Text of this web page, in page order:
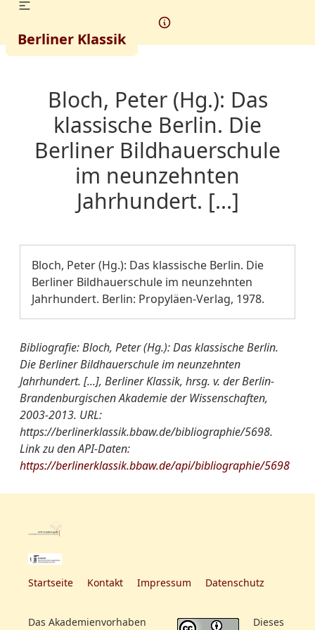
Berliner Klassik
Bloch, Peter (Hg.): Das
klassische Berlin. Die
Berliner Bildhauerschule
im neunzehnten
Jahrhundert. [...]
Bloch, Peter (Hg.): Das klassische Berlin. Die
Berliner Bildhauerschule im neunzehnten
Jahrhundert. Berlin: Propyläen-Verlag, 1978.
Bibliografie: Bloch, Peter (Hg.): Das klassische Berlin.
Die Berliner Bildhauerschule im neunzehnten
Jahrhundert. [...], Berliner Klassik, hrsg. v. der Berlin-
Brandenburgischen Akademie der Wissenschaften,
2003-2013. URL:
https://berlinerklassik.bbaw.de/bibliographie/5698.
Link zu den API-Daten:
https://berlinerklassik.bbaw.de/api/bibliographie/5698
Startseite Kontakt Impressum Datenschutz
Das Akademienvorhaben
Dieses